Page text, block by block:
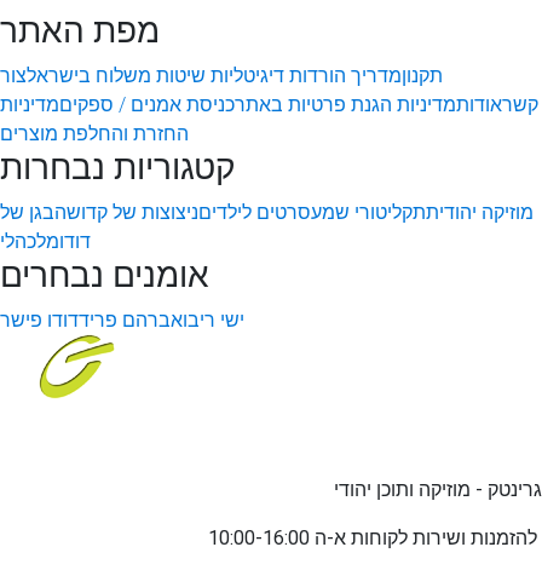
מפת האתר
תקנוןמדריך הורדות דיגיטליות שיטות משלוח בישראלצור
קשראודותמדיניות הגנת פרטיות באתרכניסת אמנים / ספקיםמדיניות
החזרת והחלפת מוצרים
קטגוריות נבחרות
מוזיקה יהודיתתקליטורי שמעסרטים לילדיםניצוצות של קדושהבגן של
דודומלכהלי
אומנים נבחרים
ישי ריבואברהם פרידדודו פישר
גרינטק - מוזיקה ותוכן יהודי
להזמנות ו